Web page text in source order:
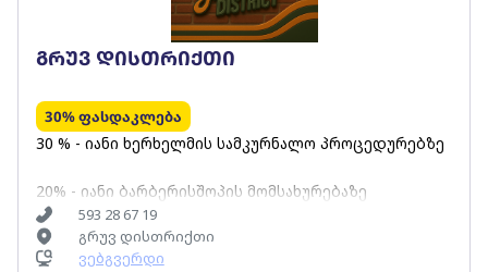
გრუვ დისთრიქთი
30% ფასდაკლება
30 % - იანი ხერხელმის სამკურნალო პროცედურებზე
20% - იანი ბარბერისშოპის მომსახურებაზე
593 28 67 19
გრუვ დისთრიქთი
ვებგვერდი